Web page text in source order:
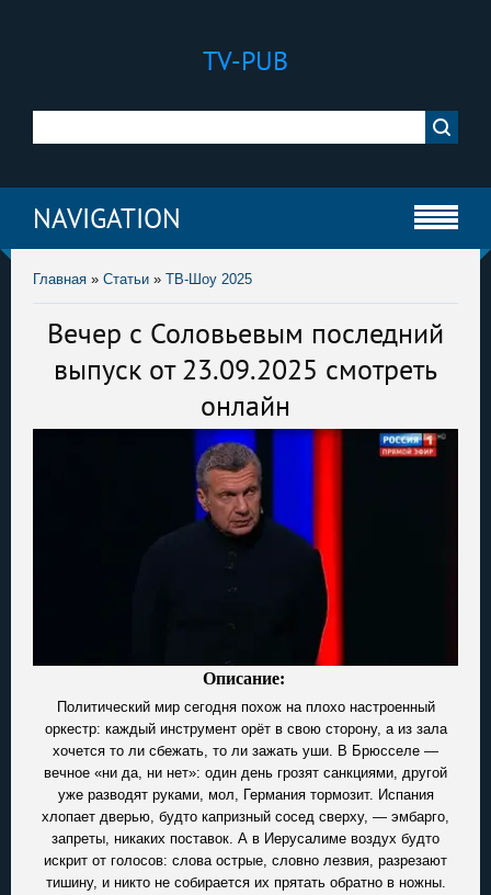
TV-PUB
NAVIGATION
Главная » Статьи » ТВ-Шоу 2025
Вечер с Соловьевым последний
выпуск от 23.09.2025 смотреть
онлайн
Описание:
Политический мир сегодня похож на плохо настроенный
оркестр: каждый инструмент орёт в свою сторону, а из зала
хочется то ли сбежать, то ли зажать уши. В Брюсселе —
вечное «ни да, ни нет»: один день грозят санкциями, другой
уже разводят руками, мол, Германия тормозит. Испания
хлопает дверью, будто капризный сосед сверху, — эмбарго,
запреты, никаких поставок. А в Иерусалиме воздух будто
искрит от голосов: слова острые, словно лезвия, разрезают
тишину, и никто не собирается их прятать обратно в ножны.